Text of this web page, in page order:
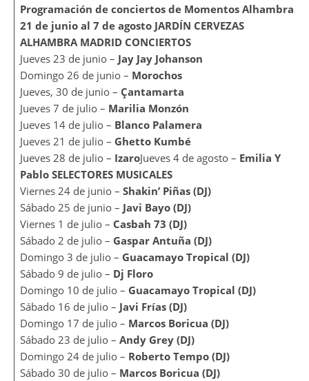
Programación de conciertos de Momentos Alhambra |
21 de junio al 7 de agosto JARDÍN CERVEZAS
ALHAMBRA MADRID CONCIERTOS
Jueves 23 de junio – Jay Jay Johanson
Domingo 26 de junio – Morochos
Jueves, 30 de junio – Çantamarta
Jueves 7 de julio – Marilia Monzón
Jueves 14 de julio – Blanco Palamera
Jueves 21 de julio – Ghetto Kumbé
Jueves 28 de julio – IzaroJueves 4 de agosto – Emilia Y
Pablo SELECTORES MUSICALES
Viernes 24 de junio – Shakin’ Piñas (DJ)
Sábado 25 de junio – Javi Bayo (DJ)
Viernes 1 de julio – Casbah 73 (DJ)
Sábado 2 de julio – Gaspar Antuña (DJ)
Domingo 3 de julio – Guacamayo Tropical (DJ)
Sábado 9 de julio – Dj Floro
Domingo 10 de julio – Guacamayo Tropical (DJ)
Sábado 16 de julio – Javi Frías (DJ)
Domingo 17 de julio – Marcos Boricua (DJ)
Sábado 23 de julio – Andy Grey (DJ)
Domingo 24 de julio – Roberto Tempo (DJ)
Sábado 30 de julio – Marcos Boricua (DJ)